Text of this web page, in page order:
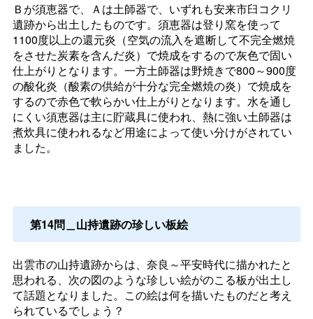
Ｂが須恵器で、Ａは土師器で、いずれも安来市臼コクリ
遺跡から出土したものです。須恵器は登り窯を使って
1100度以上の還元炎（空気の流入を遮断して不完全燃焼
をさせた炭素を含んだ炎）で焼成をするので灰色で固い
仕上がりとなります。一方土師器は野焼きで800～900度
の酸化炎（酸素の供給が十分な完全燃焼の炎）で焼成を
するので赤色で軟らかい仕上がりとなります。水を通し
にくい須恵器は主に貯蔵具に使われ、熱に強い土師器は
煮炊具に使われるなど用途によって使い分けがされてい
ました。
第14問＿山持遺跡の珍しい板絵
出雲市の山持遺跡からは、奈良～平安時代に描かれたと
思われる、次の図のような珍しい絵がのこる板が出土し
て話題となりました。この絵は何を描いたものだと考え
られているでしょう？